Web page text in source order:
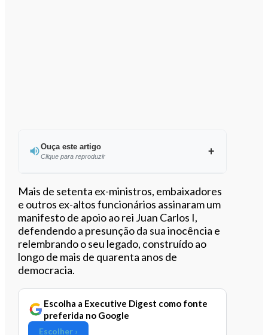
Ouça este artigo
Clique para reproduzir
Ouvir este artigo
Mais de setenta ex-ministros, embaixadores
e outros ex-altos funcionários assinaram um
manifesto de apoio ao rei Juan Carlos I,
defendendo a presunção da sua inocência e
relembrando o seu legado, construído ao
longo de mais de quarenta anos de
democracia.
Escolha a Executive Digest como fonte
preferida no Google
Escolher ›